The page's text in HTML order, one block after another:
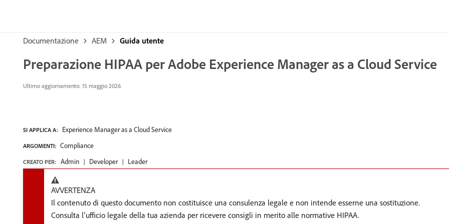
Documentazione AEM Guida utente
Preparazione HIPAA per Adobe Experience Manager as a Cloud Service
Ultimo aggiornamento: 15 maggio 2026
SI APPLICA A: Experience Manager as a Cloud Service
ARGOMENTI: Compliance
CREATO PER: Admin Developer Leader
AVVERTENZA
Il contenuto di questo documento non costituisce una consulenza legale e non intende esserne una sostituzione.
Consulta l’ufficio legale della tua azienda per ricevere consigli in merito alle normative HIPAA.